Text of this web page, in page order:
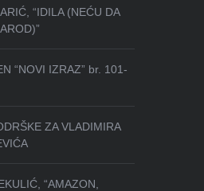
“IDILA (NEĆU DA
“NOVI IZRAZ” br. 101-
ZA VLADIMIRA
“AMAZON,